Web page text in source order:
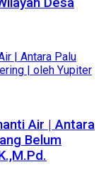
Air | Antara
Belum